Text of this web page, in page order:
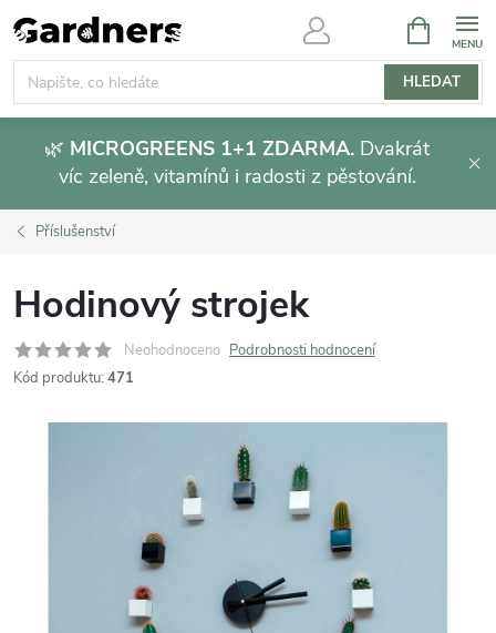
Přejít
na
obsah
HLEDAT
NÁKUPNÍ
KOŠÍK
🌿 MICROGREENS 1+1 ZDARMA. Dvakrát
víc zeleně, vitamínů i radosti z pěstování.
Příslušenství
Hodinový strojek
Neohodnoceno Podrobnosti hodnocení
Kód produktu: 471